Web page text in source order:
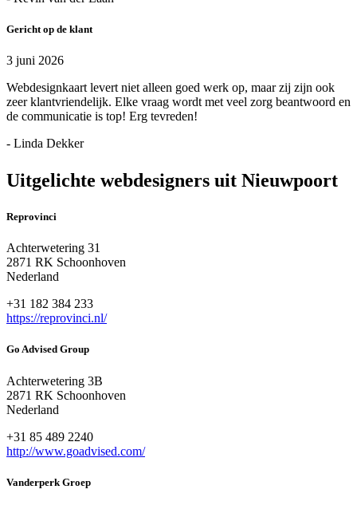
Gericht op de klant
3 juni 2026
Webdesignkaart levert niet alleen goed werk op, maar zij zijn ook
zeer klantvriendelijk. Elke vraag wordt met veel zorg beantwoord en
de communicatie is top! Erg tevreden!
- Linda Dekker
Uitgelichte webdesigners uit Nieuwpoort
Reprovinci
Achterwetering 31
2871 RK Schoonhoven
Nederland
+31 182 384 233
https://reprovinci.nl/
Go Advised Group
Achterwetering 3B
2871 RK Schoonhoven
Nederland
+31 85 489 2240
http://www.goadvised.com/
Vanderperk Groep